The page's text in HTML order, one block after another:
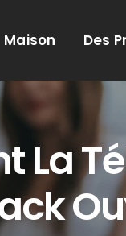
Maison Des
La